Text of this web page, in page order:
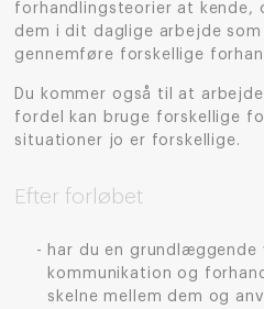
forhandlingsteorier at kende,
dem i dit daglige arbejde som
gennemføre forskellige
Du kommer også til at
fordel kan bruge forskellige
situationer jo er forskellige.
Efter forløbet
har du en grundlæggende
kommunikation og
skelne mellem dem og